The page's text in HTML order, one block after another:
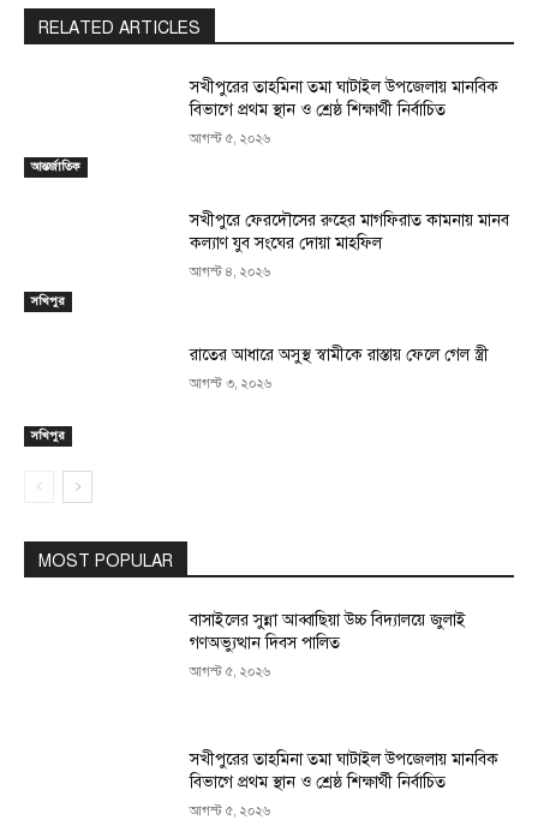
RELATED ARTICLES
আন্তর্জাতিক
সখীপুরের তাহমিনা তমা ঘাটাইল উপজেলায় মানবিক
বিভাগে প্রথম স্থান ও শ্রেষ্ঠ শিক্ষার্থী নির্বাচিত
আগস্ট ৫, ২০২৬
সখিপুর
সখীপুরে ফেরদৌসের রুহের মাগফিরাত কামনায় মানব
কল্যাণ যুব সংঘের দোয়া মাহফিল
আগস্ট ৪, ২০২৬
সখিপুর
রাতের আধারে অসুস্থ স্বামীকে রাস্তায় ফেলে গেল স্ত্রী
আগস্ট ৩, ২০২৬
MOST POPULAR
বাসাইলের সুন্না আব্বাছিয়া উচ্চ বিদ্যালয়ে জুলাই
গণঅভ্যুত্থান দিবস পালিত
আগস্ট ৫, ২০২৬
সখীপুরের তাহমিনা তমা ঘাটাইল উপজেলায় মানবিক
বিভাগে প্রথম স্থান ও শ্রেষ্ঠ শিক্ষার্থী নির্বাচিত
আগস্ট ৫, ২০২৬